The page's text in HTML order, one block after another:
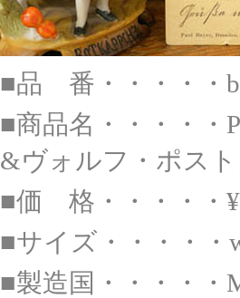
■品 番・・・・・
■商品名・・・・・
&ヴォルフ・ポス
■価 格・・・・・¥
■サイズ・・・・・
■製造国・・・・・